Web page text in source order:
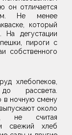
он отличается
Не менее
который
На дегустации
пироги с
собственного
хлебопеков,
рассвета.
в ночную смену
около
не считая
свежий хлеб